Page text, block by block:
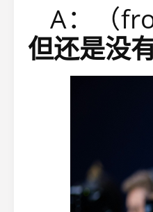
A：（
但还是没